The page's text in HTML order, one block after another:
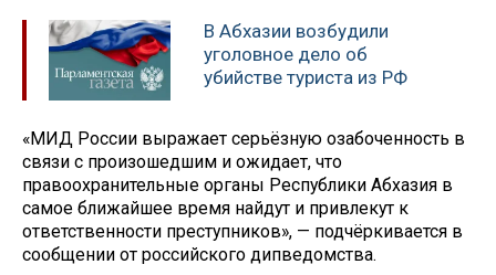
В Абхазии возбудили
уголовное дело об
убийстве туриста из РФ
«МИД России выражает серьёзную озабоченность в
связи с произошедшим и ожидает, что
правоохранительные органы Республики Абхазия в
самое ближайшее время найдут и привлекут к
ответственности преступников», — подчёркивается в
сообщении от российского дипведомства.